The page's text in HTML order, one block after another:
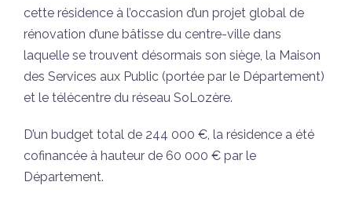
cette résidence à l’occasion d’un projet global de
rénovation d’une bâtisse du centre-ville dans
laquelle se trouvent désormais son siège, la Maison
des Services aux Public (portée par le Département)
et le télécentre du réseau SoLozère.
D’un budget total de 244 000 €, la résidence a été
cofinancée à hauteur de 60 000 € par le
Département.